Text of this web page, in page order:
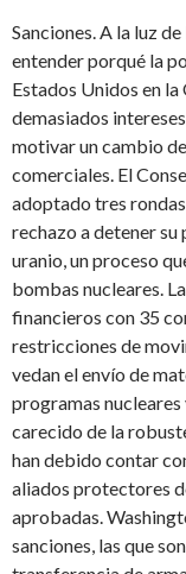
Sanciones. A la luz
entender porqué la
Estados Unidos en
demasiados
motivar un cambio
comerciales. El
adoptado tres
rechazo a detener
uranio, un proceso
bombas nucleares.
financieros con 35
restricciones de
vedan el envío de
programas nucleares
carecido de la
han debido contar
aliados protectores
aprobadas.
sanciones, las que